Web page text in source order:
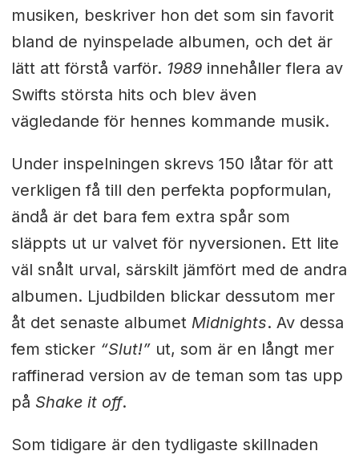
musiken, beskriver hon det som sin favorit
bland de nyinspelade albumen, och det är
lätt att förstå varför. 1989innehåller flera av
Swifts största hits och blev även
vägledande för hennes kommande musik.
Under inspelningen skrevs 150 låtar för att
verkligen få till den perfekta popformulan,
ändå är det bara fem extra spår som
släppts ut ur valvet för nyversionen. Ett lite
väl snålt urval, särskilt jämfört med de andra
albumen. Ljudbilden blickar dessutom mer
åt det senaste albumet Midnights. Av dessa
fem sticker “Slut!” ut, som är en långt mer
raffinerad version av de teman som tas upp
på Shake it off.
Som tidigare är den tydligaste skillnaden